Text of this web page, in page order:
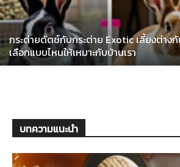
กระต่ายดัตช์กับกระต่าย Exotic เลี้ยงต่างกั
เลือกแบบไหนให้เหมาะกับบ้านเรา
บทความแนะนำ